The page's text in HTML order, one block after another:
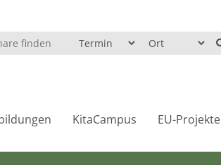
KitaCampus EU-Projekte